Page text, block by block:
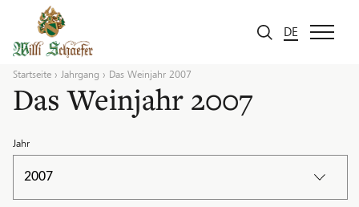
DE
Startseite Jahrgang Das Weinjahr 2007
Das Weinjahr 2007
Jahr
2007